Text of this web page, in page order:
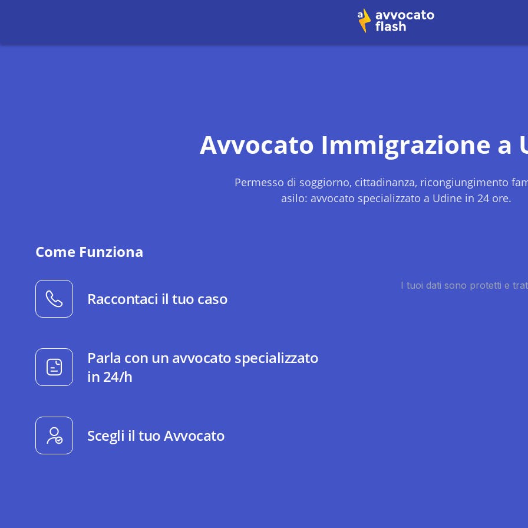
Avvocato Immigrazione a
Permesso di soggiorno, cittadinanza, ricongiungimento
asilo: avvocato specializzato a Udinein 24 ore.
Come Funziona
Raccontaci il tuo caso
Parla con un avvocato specializzato
in 24/h
Scegli il tuo Avvocato